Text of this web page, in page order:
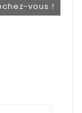
vous !